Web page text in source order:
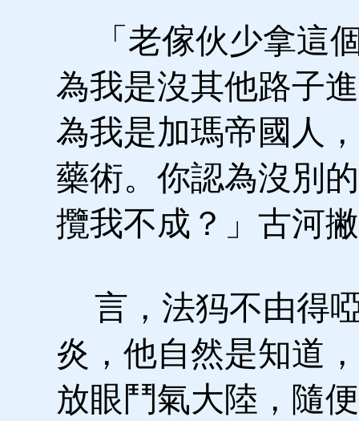
「老傢伙少拿這
為我是沒其他路子
為我是加瑪帝國人
藥術。你認為沒別
攬我不成？」古河
言，法犸不由得
炎，他自然是知道
放眼鬥氣大陸，隨